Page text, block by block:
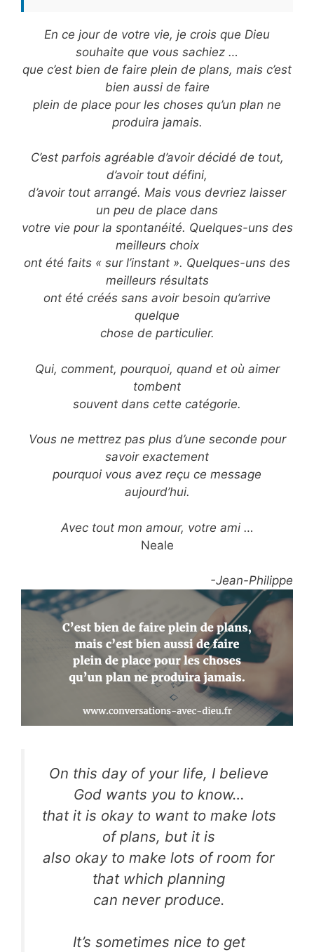
En ce jour de votre vie, je crois que Dieu
souhaite que vous sachiez …
que c’est bien de faire plein de plans, mais c’est
bien aussi de faire
plein de place pour les choses qu’un plan ne
produira jamais.
C’est parfois agréable d’avoir décidé de tout,
d’avoir tout défini,
d’avoir tout arrangé. Mais vous devriez laisser
un peu de place dans
votre vie pour la spontanéité. Quelques-uns des
meilleurs choix
ont été faits « sur l’instant ». Quelques-uns des
meilleurs résultats
ont été créés sans avoir besoin qu’arrive
quelque
chose de particulier.
Qui, comment, pourquoi, quand et où aimer
tombent
souvent dans cette catégorie.
Vous ne mettrez pas plus d’une seconde pour
savoir exactement
pourquoi vous avez reçu ce message
aujourd’hui.
Avec tout mon amour, votre ami …
Neale
-Jean-Philippe
On this day of your life, I believe
God wants you to know…
that it is okay to want to make lots
of plans, but it is
also okay to make lots of room for
that which planning
can never produce.
It’s sometimes nice to get